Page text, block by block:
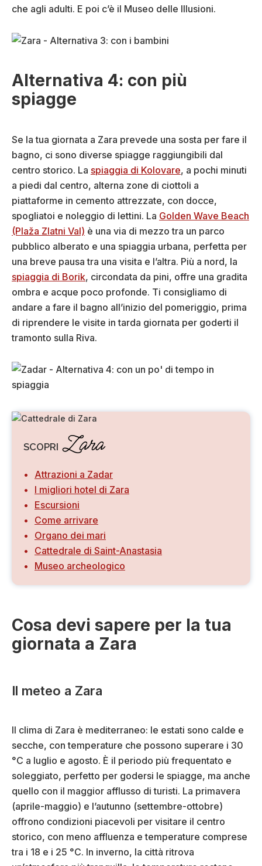
che agli adulti. E poi c’è il Museo delle Illusioni.
Alternativa 4: con più
spiagge
Se la tua giornata a Zara prevede una sosta per fare il
bagno, ci sono diverse spiagge raggiungibili dal
centro storico. La spiaggia di Kolovare, a pochi minuti
a piedi dal centro, alterna zone di ciottoli a
piattaforme in cemento attrezzate, con docce,
spogliatoi e noleggio di lettini. La Golden Wave Beach
(Plaža Zlatni Val) è una via di mezzo tra un parco
pubblico alberato e una spiaggia urbana, perfetta per
una breve pausa tra una visita e l’altra. Più a nord, la
spiaggia di Borik, circondata da pini, offre una gradita
ombra e acque poco profonde. Ti consigliamo di
andare a fare il bagno all’inizio del pomeriggio, prima
di riprendere le visite in tarda giornata per goderti il
tramonto sulla Riva.
SCOPRI Zara
Attrazioni a Zadar
I migliori hotel di Zara
Escursioni
Come arrivare
Organo dei mari
Cattedrale di Saint-Anastasia
Museo archeologico
Cosa devi sapere per la tua
giornata a Zara
Il meteo a Zara
Il clima di Zara è mediterraneo: le estati sono calde e
secche, con temperature che possono superare i 30
°C a luglio e agosto. È il periodo più frequentato e
soleggiato, perfetto per godersi le spiagge, ma anche
quello con il maggior afflusso di turisti. La primavera
(aprile-maggio) e l’autunno (settembre-ottobre)
offrono condizioni piacevoli per visitare il centro
storico, con meno affluenza e temperature comprese
tra i 18 e i 25 °C. In inverno, la città ritrova